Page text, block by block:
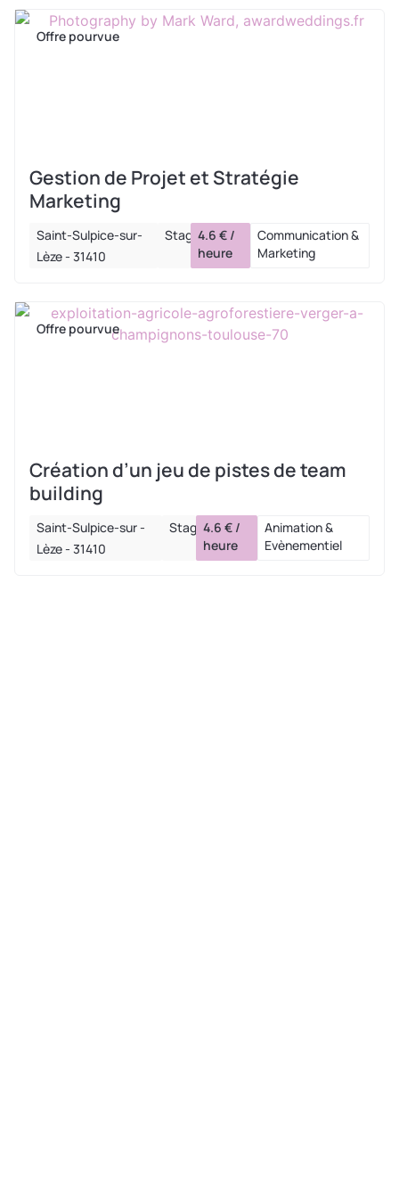
Offre pourvue
Gestion de Projet et Stratégie
Marketing
Saint-Sulpice-sur-
Lèze - 31410
Stage4.6 € /
heure
Communication &
Marketing
Offre pourvue
Création d’un jeu de pistes de team
building
Saint-Sulpice-sur -
Lèze - 31410
Stage4.6 € /
heure
Animation &
Evènementiel